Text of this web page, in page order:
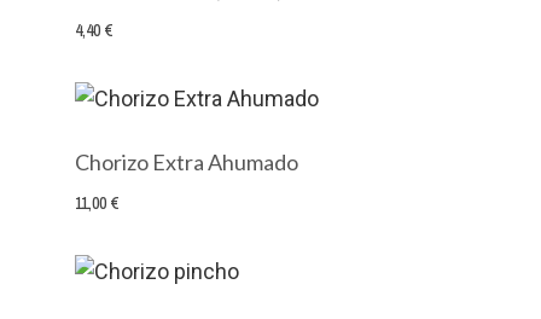
4,40 €
Chorizo Extra Ahumado
11,00 €